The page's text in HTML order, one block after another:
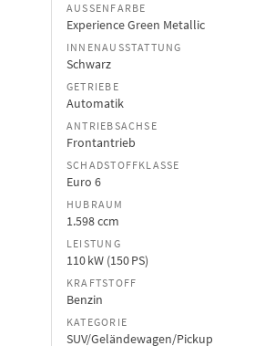
AUSSENFARBE
Experience Green Metallic
INNENAUSSTATTUNG
Schwarz
GETRIEBE
Automatik
ANTRIEBSACHSE
Frontantrieb
SCHADSTOFFKLASSE
Euro 6
HUBRAUM
1.598 ccm
LEISTUNG
110 kW (150 PS)
KRAFTSTOFF
Benzin
KATEGORIE
SUV/Geländewagen/Pickup